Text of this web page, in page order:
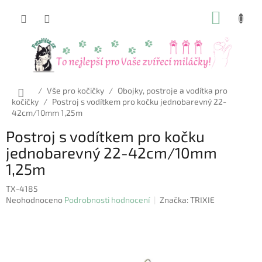
Domů
/ Vše pro kočičky / Obojky, postroje a vodítka pro
kočičky / Postroj s vodítkem pro kočku jednobarevný 22-
42cm/10mm 1,25m
Postroj s vodítkem pro kočku
jednobarevný 22-42cm/10mm
1,25m
TX-4185
Průměrné
Neohodnoceno Podrobnosti hodnocení Značka:TRIXIE